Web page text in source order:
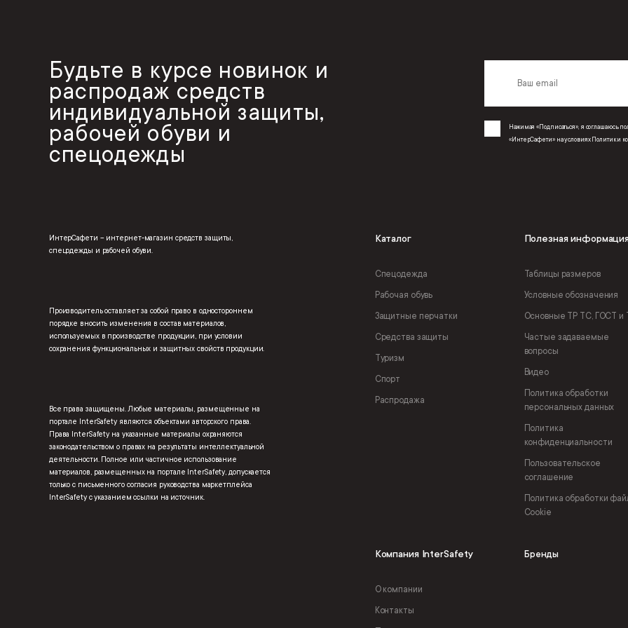
Будьте в курсе новинок и
распродаж средств
индивидуальной защиты,
рабочей обуви и
спецодежды
Нажимая «Подписаться», я соглашаюсь
«ИнтерСафети» на условиях Политики
ИнтерСафети – интернет-магазин средств защиты,
спецодежды и рабочей обуви.
Производитель оставляет за собой право в одностороннем
порядке вносить изменения в состав материалов,
используемых в производстве продукции, при условии
сохранения функциональных и защитных свойств продукции.
Все права защищены. Любые материалы, размещенные на
портале InterSafety являются объектами авторского права.
Права InterSafety на указанные материалы охраняются
законодательством о правах на результаты интеллектуальной
деятельности. Полное или частичное использование
материалов, размещенных на портале InterSafety, допускается
только с письменного согласия руководства маркетплейса
InterSafety с указанием ссылки на источник.
Каталог
Спецодежда
Рабочая обувь
Защитные перчатки
Средства защиты
Туризм
Спорт
Распродажа
Полезная
Таблицы размеров
Условные обозначения
Основные ТР ТС, ГОСТ и
Частые задаваемые
вопросы
Видео
Политика обработки
персональных данных
Политика
конфиденциальности
Пользовательское
соглашение
Политика обработки
Cookie
Компания InterSafety
О компании
Контакты
Бренды